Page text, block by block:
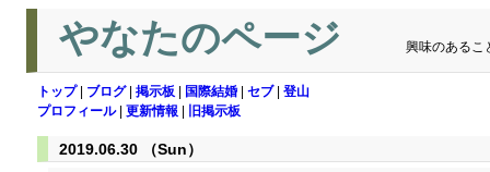
やなたのページ 興味のあるこ
トップ| ブログ| 掲示板 国際結婚 セブ| 登山
プロフィール| 更新情報 旧掲示板
2019.06.30 （Sun）